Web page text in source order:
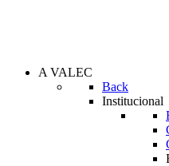
A VALEC
Back
Institucional